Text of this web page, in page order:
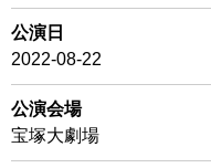
公演日
2022-08-22
公演会場
宝塚大劇場